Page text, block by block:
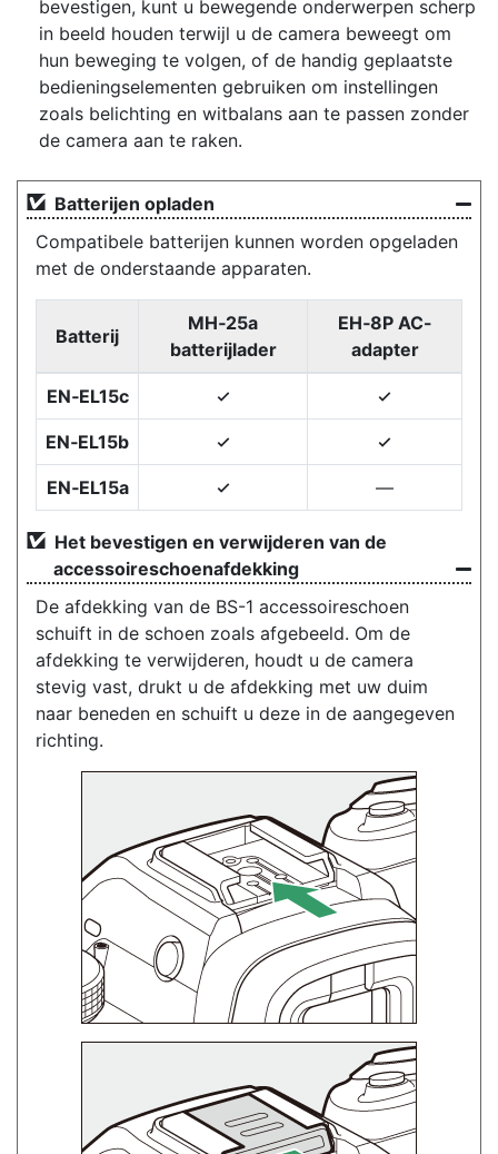
bevestigen, kunt u bewegende onderwerpen scherp
in beeld houden terwijl u de camera beweegt om
hun beweging te volgen, of de handig geplaatste
bedieningselementen gebruiken om instellingen
zoals belichting en witbalans aan te passen zonder
de camera aan te raken.
Batterijen opladen
Compatibele batterijen kunnen worden opgeladen
met de onderstaande apparaten.
Batterij
MH‑25a
batterijlader
EH‑8P AC-
adapter
EN‑EL15c 4 4
EN‑EL15b 4 4
EN‑EL15a 4 —
Het bevestigen en verwijderen van de
accessoireschoenafdekking
De afdekking van de BS-1 accessoireschoen
schuift in de schoen zoals afgebeeld. Om de
afdekking te verwijderen, houdt u de camera
stevig vast, drukt u de afdekking met uw duim
naar beneden en schuift u deze in de aangegeven
richting.